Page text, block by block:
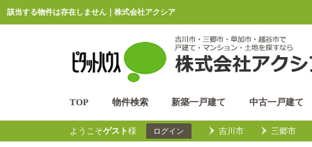
該当する物件は存在しません｜株式会社アクシア
TOP 物件検索 新築一戸建て 中古一戸建て
ようこそゲスト様 ログイン 吉川市 三郷市